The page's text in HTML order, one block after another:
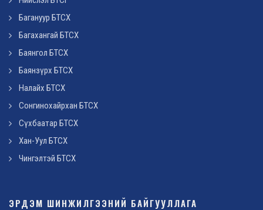
Багануур БТСХ
Багахангай БТСХ
Баянгол БТСХ
Баянзүрх БТСХ
Налайх БТСХ
Сонгинохайрхан БТСХ
Сүхбаатар БТСХ
Хан-Уул БТСХ
Чингэлтэй БТСХ
ЭРДЭМ ШИНЖИЛГЭЭНИЙ БАЙГУУЛЛАГА